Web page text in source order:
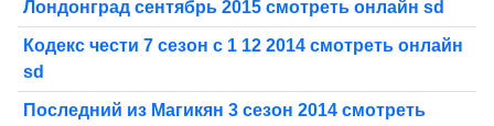
Лондонград сентябрь 2015 смотреть онлайн sd
Кодекс чести 7 сезон с 1 12 2014 смотреть онлайн
sd
Последний из Магикян 3 сезон 2014 смотреть